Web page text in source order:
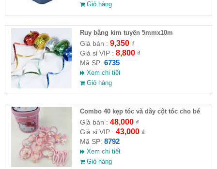
Giỏ hàng
Ruy băng kim tuyến 5mmx10m
Giá bán : 9,350₫
Giá sỉ VIP : 8,800₫
Mã SP: 6735
Xem chi tiết
Giỏ hàng
Combo 40 kẹp tóc và dây cột tóc cho bé
Giá bán : 48,000₫
Giá sỉ VIP : 43,000₫
Mã SP: 8792
Xem chi tiết
Giỏ hàng